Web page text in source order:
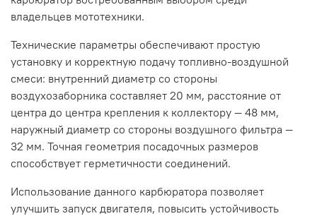
владельцев мототехники.
Технические параметры обеспечивают простую
установку и корректную подачу топливно-воздушной
смеси: внутренний диаметр со стороны
воздухозаборника составляет 20 мм, расстояние от
центра до центра крепления к коллектору — 48 мм,
наружный диаметр со стороны воздушного фильтра —
32 мм. Точная геометрия посадочных размеров
способствует герметичности соединений.
Использование данного карбюратора позволяет
улучшить запуск двигателя, повысить устойчивость